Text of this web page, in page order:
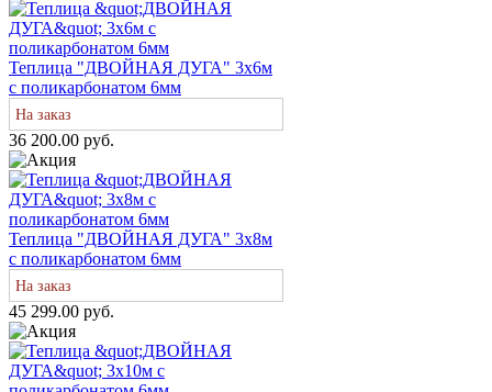
Теплица "ДВОЙНАЯ ДУГА" 3х6м
с поликарбонатом 6мм
На заказ
36 200.00 руб.
Теплица "ДВОЙНАЯ ДУГА" 3х8м
с поликарбонатом 6мм
На заказ
45 299.00 руб.